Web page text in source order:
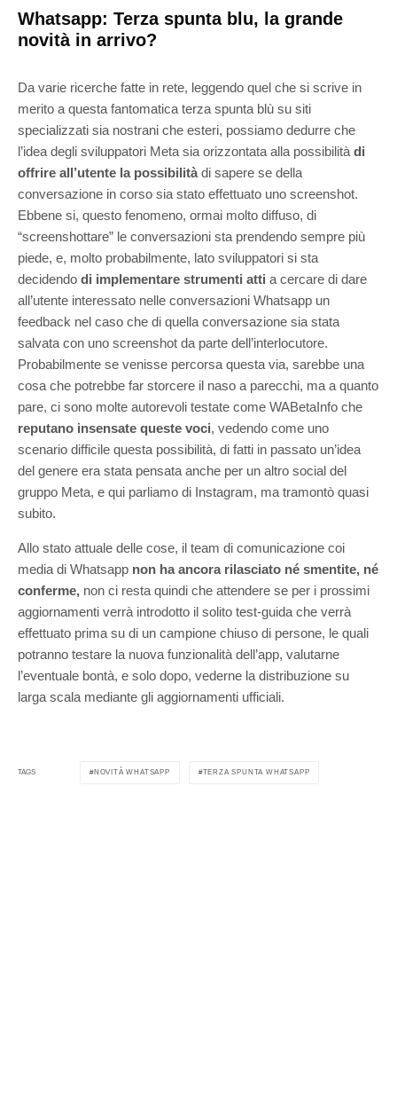
Whatsapp: Terza spunta blu, la grande
novità in arrivo?
Da varie ricerche fatte in rete, leggendo quel che si scrive in
merito a questa fantomatica terza spunta blù su siti
specializzati sia nostrani che esteri, possiamo dedurre che
l’idea degli sviluppatori Meta sia orizzontata alla possibilità di
offrire all’utente la possibilità di sapere se della
conversazione in corso sia stato effettuato uno screenshot.
Ebbene si, questo fenomeno, ormai molto diffuso, di
“screenshottare” le conversazioni sta prendendo sempre più
piede, e, molto probabilmente, lato sviluppatori si sta
decidendo di implementare strumenti atti a cercare di dare
all’utente interessato nelle conversazioni Whatsapp un
feedback nel caso che di quella conversazione sia stata
salvata con uno screenshot da parte dell’interlocutore.
Probabilmente se venisse percorsa questa via, sarebbe una
cosa che potrebbe far storcere il naso a parecchi, ma a quanto
pare, ci sono molte autorevoli testate come WABetaInfo che
reputano insensate queste voci, vedendo come uno
scenario difficile questa possibilità, di fatti in passato un’idea
del genere era stata pensata anche per un altro social del
gruppo Meta, e qui parliamo di Instagram, ma tramontò quasi
subito.
Allo stato attuale delle cose, il team di comunicazione coi
media di Whatsapp non ha ancora rilasciato né smentite, né
conferme, non ci resta quindi che attendere se per i prossimi
aggiornamenti verrà introdotto il solito test-guida che verrà
effettuato prima su di un campione chiuso di persone, le quali
potranno testare la nuova funzionalità dell’app, valutarne
l’eventuale bontà, e solo dopo, vederne la distribuzione su
larga scala mediante gli aggiornamenti ufficiali.
TAGS NOVITÀ WHATSAPP TERZA SPUNTA WHATSAPP